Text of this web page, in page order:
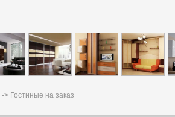
-> Гостиные на заказ